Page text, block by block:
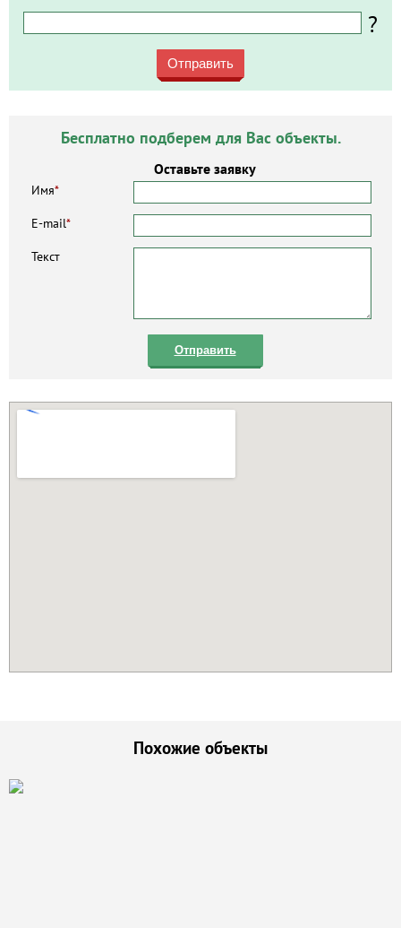
?
Отправить
Бесплатно подберем для Вас объекты.
Оставьте заявку
Имя*
E-mail*
Текст
Отправить
Похожие объекты